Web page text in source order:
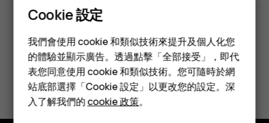
智慧型手機
功能型手機
配件
平板電腦
您認為這有幫助嗎？
是 否
Cookie 設定
我們會使用 cookie 和類似技術來提升及個人化您
的體驗並顯示廣告。透過點擊「全部接受」，即代
表您同意使用 cookie 和類似技術。您可隨時於網
站底部選擇「Cookie 設定」以更改您的設定。深
入了解我們的cookie 政策。